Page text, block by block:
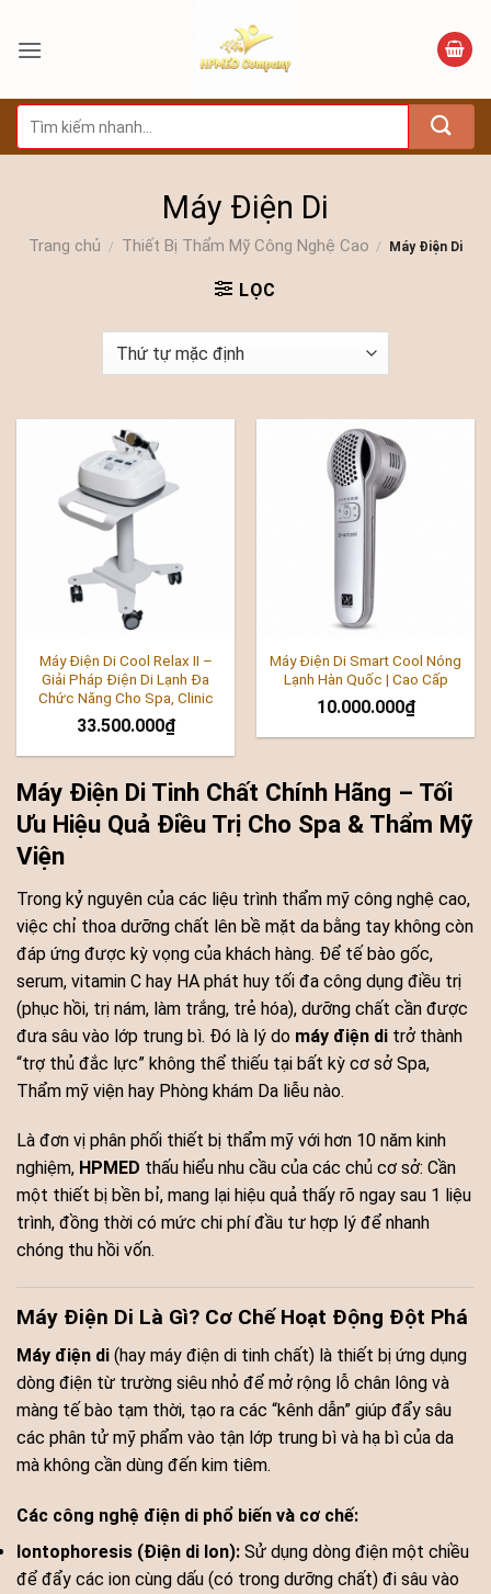
qua
dung
kiếm:
Máy Điện Di
Trang chủ / Thiết Bị Thẩm Mỹ Công Nghệ Cao / Máy Điện Di
LỌC
Máy Điện Di Cool Relax II –
Giải Pháp Điện Di Lạnh Đa
Chức Năng Cho Spa, Clinic
33.500.000₫
Máy Điện Di Smart Cool Nóng
Lạnh Hàn Quốc | Cao Cấp
10.000.000₫
Máy Điện Di Tinh Chất Chính Hãng – Tối
Ưu Hiệu Quả Điều Trị Cho Spa & Thẩm Mỹ
Viện
Trong kỷ nguyên của các liệu trình thẩm mỹ công nghệ cao,
việc chỉ thoa dưỡng chất lên bề mặt da bằng tay không còn
đáp ứng được kỳ vọng của khách hàng. Để tế bào gốc,
serum, vitamin C hay HA phát huy tối đa công dụng điều trị
(phục hồi, trị nám, làm trắng, trẻ hóa), dưỡng chất cần được
đưa sâu vào lớp trung bì. Đó là lý do máy điện di trở thành
“trợ thủ đắc lực” không thể thiếu tại bất kỳ cơ sở Spa,
Thẩm mỹ viện hay Phòng khám Da liễu nào.
Là đơn vị phân phối thiết bị thẩm mỹ với hơn 10 năm kinh
nghiệm, HPMED thấu hiểu nhu cầu của các chủ cơ sở: Cần
một thiết bị bền bỉ, mang lại hiệu quả thấy rõ ngay sau 1 liệu
trình, đồng thời có mức chi phí đầu tư hợp lý để nhanh
chóng thu hồi vốn.
Máy Điện Di Là Gì? Cơ Chế Hoạt Động Đột Phá
Máy điện di (hay máy điện di tinh chất) là thiết bị ứng dụng
dòng điện từ trường siêu nhỏ để mở rộng lỗ chân lông và
màng tế bào tạm thời, tạo ra các “kênh dẫn” giúp đẩy sâu
các phân tử mỹ phẩm vào tận lớp trung bì và hạ bì của da
mà không cần dùng đến kim tiêm.
Các công nghệ điện di phổ biến và cơ chế:
Iontophoresis (Điện di Ion): Sử dụng dòng điện một chiều
để đẩy các ion cùng dấu (có trong dưỡng chất) đi sâu vào